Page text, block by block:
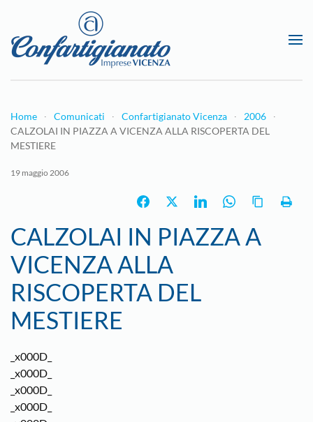
Passa al contenuto principale
Home Comunicati Confartigianato Vicenza
2006
CALZOLAI IN PIAZZA A VICENZA ALLA RISCOPERTA DEL
MESTIERE
19 maggio 2006
CALZOLAI IN PIAZZA A
VICENZA ALLA
RISCOPERTA DEL
MESTIERE
_x000D_
_x000D_
_x000D_
_x000D_